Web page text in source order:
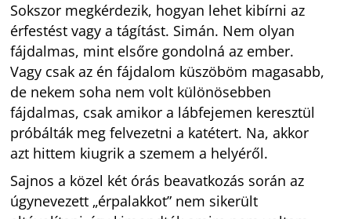
Sokszor megkérdezik, hogyan lehet kibírni az
érfestést vagy a tágítást. Simán. Nem olyan
fájdalmas, mint elsőre gondolná az ember.
Vagy csak az én fájdalom küszöböm magasabb,
de nekem soha nem volt különösebben
fájdalmas, csak amikor a lábfejemen keresztül
próbálták meg felvezetni a katétert. Na, akkor
azt hittem kiugrik a szemem a helyéről.
Sajnos a közel két órás beavatkozás során az
úgynevezett „érpalakkot” nem sikerült